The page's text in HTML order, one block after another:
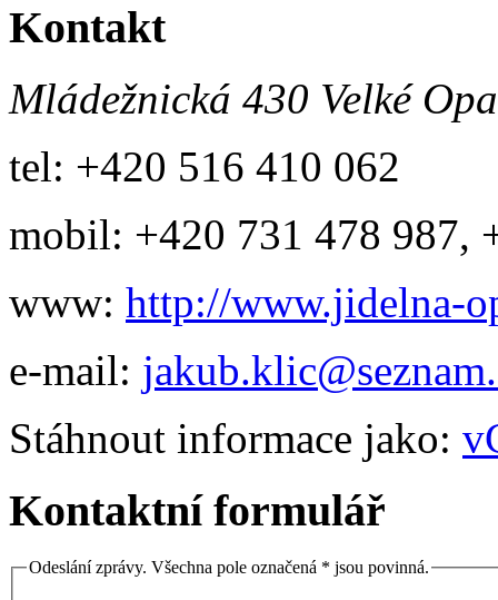
Kontakt
Mládežnická 430 Velké
tel: +420 516 410 062
mobil: +420 731 478 987,
www: http://www.jidelna-
e-mail:
Stáhnout informace jako:
Kontaktní formulář
Odeslání zprávy. Všechna pole označená * jsou povinná.